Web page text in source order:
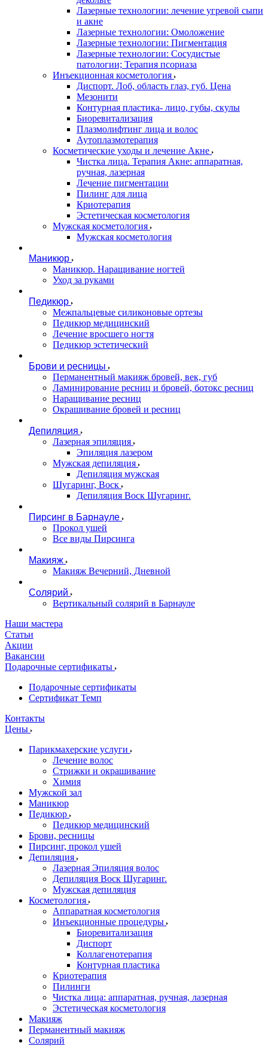
Лазерные технологии: лечение угревой сыпи
и акне
Лазерные технологии: Омоложение
Лазерные технологии: Пигментация
Лазерные технологии: Сосудистые
патологии; Терапия псориаза
Инъекционная косметология
Диспорт. Лоб, область глаз, губ. Цена
Мезонити
Контурная пластика- лицо, губы, скулы
Биоревитализация
Плазмолифтинг лица и волос
Аутоплазмотерапия
Косметические уходы и лечение Акне
Чистка лица. Терапия Акне: аппаратная,
ручная, лазерная
Лечение пигментации
Пилинг для лица
Криотерапия
Эстетическая косметология
Мужская косметология
Мужская косметология
Маникюр
Маникюр. Наращивание ногтей
Уход за руками
Педикюр
Межпальцевые силиконовые ортезы
Педикюр медицинский
Лечение вросшего ногтя
Педикюр эстетический
Брови и ресницы
Перманентный макияж бровей, век, губ
Ламинирование ресниц и бровей, бoтoкс ресниц
Наращивание ресниц
Окрашивание бровей и ресниц
Депиляция
Лазерная эпиляция
Эпиляция лазером
Мужская депиляция
Депиляция мужская
Шугаринг, Воск
Депиляция Воск Шугаринг.
Пирсинг в Барнауле
Прокол ушей
Все виды Пирсинга
Макияж
Макияж Вечерний, Дневной
Солярий
Вертикальный солярий в Барнауле
Наши мастера
Статьи
Акции
Вакансии
Подарочные сертификаты
Подарочные сертификаты
Сертификат Темп
Контакты
Цены
Парикмахерские услуги
Лечение волос
Стрижки и окрашивание
Химия
Мужской зал
Маникюр
Педикюр
Педикюр медицинский
Брови, ресницы
Пирсинг, прокол ушей
Депиляция
Лазерная Эпиляция волос
Депиляция Воск Шугаринг.
Мужская депиляция
Косметология
Аппаратная косметология
Инъекционные процедуры
Биоревитализация
Диспорт
Коллагенотерапия
Контурная пластика
Криотерапия
Пилинги
Чистка лица: аппаратная, ручная, лазерная
Эстетическая косметология
Макияж
Перманентный макияж
Солярий